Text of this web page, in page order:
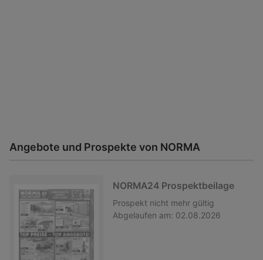
Angebote und Prospekte von NORMA
NORMA24 Prospektbeilage
Prospekt nicht mehr gültig
Abgelaufen am: 02.08.2026